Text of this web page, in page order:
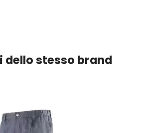
dello stesso brand